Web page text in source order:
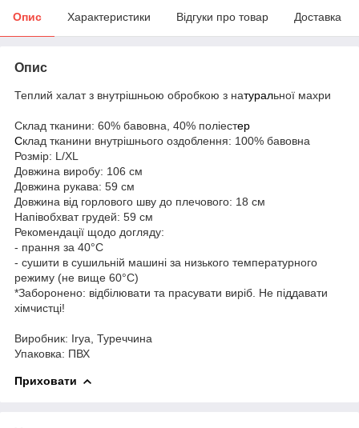
Опис Характеристики Відгуки про товар Доставка
Опис
Теплий халат з внутрішньою обробкою з натуральної махри
Склад тканини: 60% бавовна, 40% поліестер
Склад тканини внутрішнього оздоблення: 100% бавовна
Розмір: L/XL
Довжина виробу: 106 см
Довжина рукава: 59 см
Довжина від горлового шву до плечового: 18 см
Напівобхват грудей: 59 см
Рекомендації щодо догляду:
- прання за 40°C
- сушити в сушильній машині за низького температурного
режиму (не вище 60°C)
*Заборонено: відбілювати та прасувати виріб. Не піддавати
хімчистці!
Виробник: Irya, Туреччина
Упаковка: ПВХ
Приховати